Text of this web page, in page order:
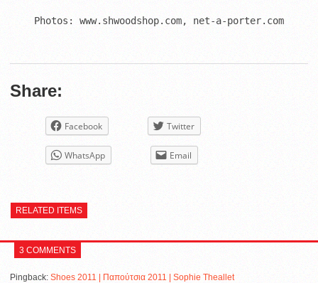
Photos: www.shwoodshop.com, net-a-porter.com
Share:
Facebook Twitter
WhatsApp Email
RELATED ITEMS
3 COMMENTS
Pingback: Shoes 2011 | Παπούτσια 2011 | Sophie Theallet